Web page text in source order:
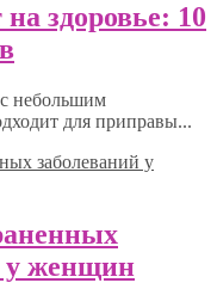
здоровье: 10
небольшим
для приправы...
у женщин